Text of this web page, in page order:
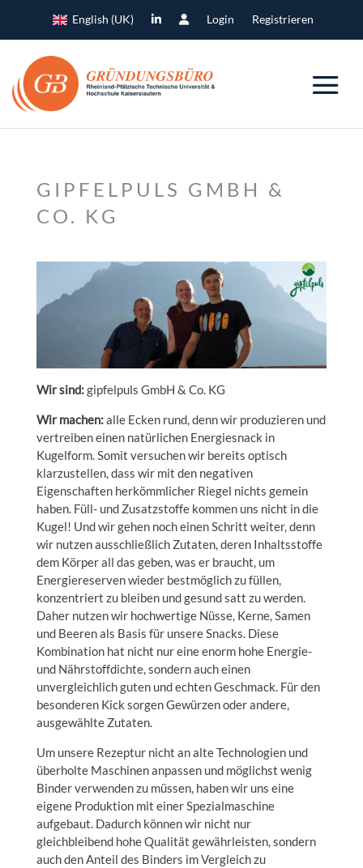
English (UK) Login Registrieren
GIPFELPULS GMBH &
CO. KG
Wir sind:gipfelpuls GmbH & Co. KG
Wir machen:alle Ecken rund, denn wir produzieren und
vertreiben einen natürlichen Energiesnack in
Kugelform. Somit versuchen wir bereits optisch
klarzustellen, dass wir mit den negativen
Eigenschaften herkömmlicher Riegel nichts gemein
haben. Füll- und Zusatzstoffe kommen uns nicht in die
Kugel! Und wir gehen noch einen Schritt weiter, denn
wir nutzen ausschließlich Zutaten, deren Inhaltsstoffe
dem Körper all das geben, was er braucht, um
Energiereserven wieder bestmöglich zu füllen,
konzentriert zu bleiben und gesund satt zu werden.
Daher nutzen wir hochwertige Nüsse, Kerne, Samen
und Beeren als Basis für unsere Snacks. Diese
Kombination hat nicht nur eine enorm hohe Energie-
und Nährstoffdichte, sondern auch einen
unvergleichlich guten und echten Geschmack. Für den
besonderen Kick sorgen Gewürzen oder andere,
ausgewählte Zutaten.
Um unsere Rezeptur nicht an alte Technologien und
überholte Maschinen anpassen und möglichst wenig
Binder verwenden zu müssen, haben wir uns eine
eigene Produktion mit einer Spezialmaschine
aufgebaut. Dadurch können wir nicht nur
gleichbleibend hohe Qualität gewährleisten, sondern
auch den Anteil des Binders im Vergleich zu